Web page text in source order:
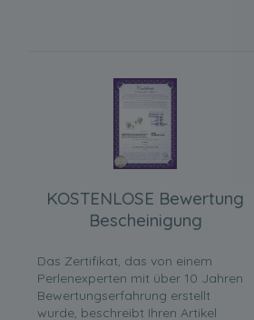
KOSTENLOSE Bewertung
Bescheinigung
Das Zertifikat, das von einem
Perlenexperten mit über 10 Jahren
Bewertungserfahrung erstellt
wurde, beschreibt Ihren Artikel